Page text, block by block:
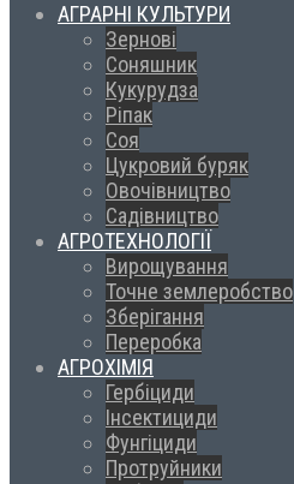
АГРАРНІ КУЛЬТУРИ
Зернові
Соняшник
Кукурудза
Ріпак
Соя
Цукровий буряк
Овочівництво
Садівництво
АГРОТЕХНОЛОГІЇ
Вирощування
Точне землеробство
Зберігання
Переробка
АГРОХІМІЯ
Гербіциди
Інсектициди
Фунгіциди
Протруйники